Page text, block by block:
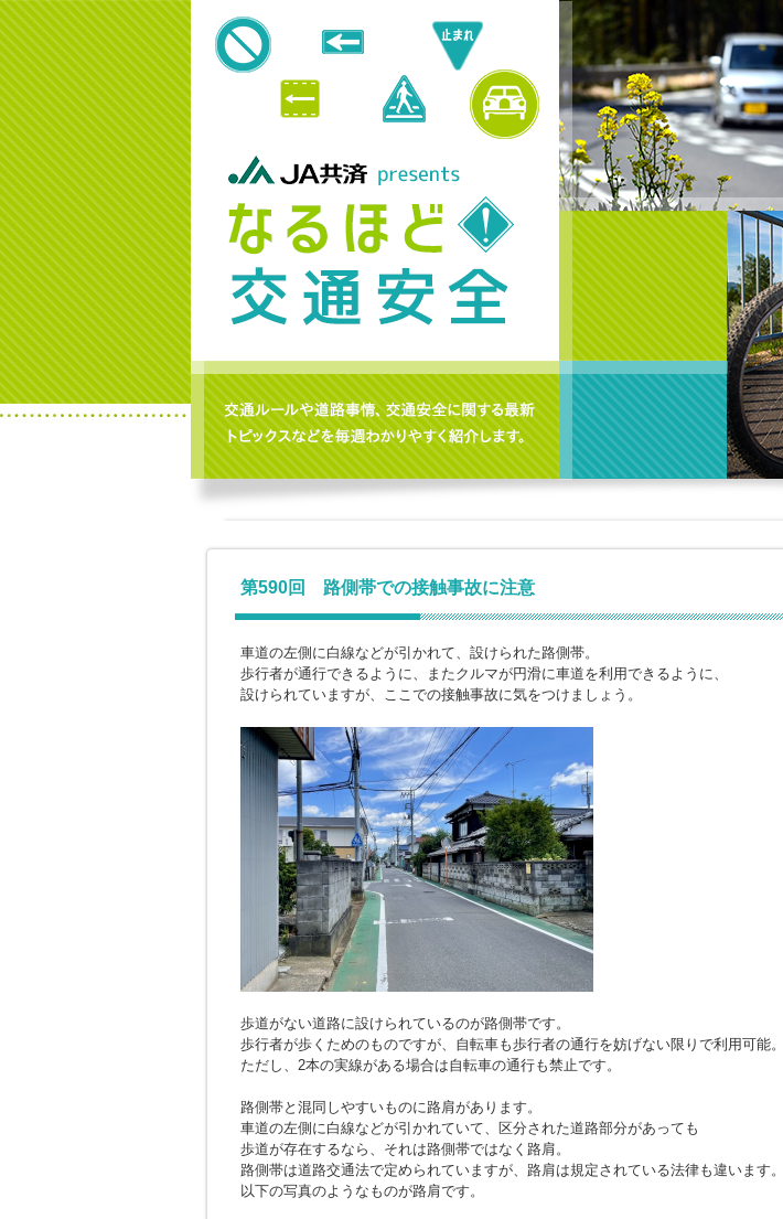
第590回 路側帯での接触事故に注意
車道の左側に白線などが引かれて、設けられた路側帯。
歩行者が通行できるように、またクルマが円滑に車道を利用できるように、
設けられていますが、ここでの接触事故に気をつけましょう。
歩道がない道路に設けられているのが路側帯です。
歩行者が歩くためのものですが、自転車も歩行者の通行を妨げない限りで利用可能。
ただし、2本の実線がある場合は自転車の通行も禁止です。
路側帯と混同しやすいものに路肩があります。
車道の左側に白線などが引かれていて、区分された道路部分があっても
歩道が存在するなら、それは路側帯ではなく路肩。
路側帯は道路交通法で定められていますが、路肩は規定されている法律も違います。
以下の写真のようなものが路肩です。